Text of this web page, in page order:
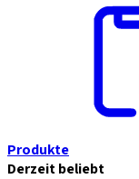
Produkte
Derzeit beliebt